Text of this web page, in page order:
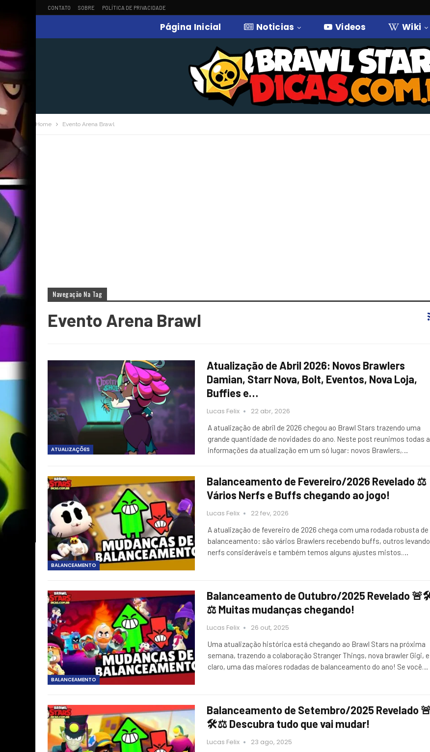
CONTATO SOBRE POLÍTICA DE PRIVACIDADE
Página Inicial Noticias Videos Wiki
Home Evento Arena Brawl
Navegação Na Tag
Evento Arena Brawl
ATUALIZAÇÕES
Atualização de Abril 2026: Novos Brawlers
Damian, Starr Nova, Bolt, Eventos, Nova Loja,
Buffies e…
Lucas Felix 22 abr, 2026
A atualização de abril de 2026 chegou ao Brawl Stars trazendo uma
grande quantidade de novidades do ano. Neste post reunimos todas
informações da atualização em um só lugar: novos Brawlers,…
BALANCEAMENTO
Balanceamento de Fevereiro/2026 Revelado ⚖️
Vários Nerfs e Buffs chegando ao jogo!
Lucas Felix 22 fev, 2026
A atualização de fevereiro de 2026 chega com uma rodada robusta de
balanceamento: são vários Brawlers recebendo buffs, outros levando
nerfs consideráveis e também temos alguns ajustes mistos.…
BALANCEAMENTO
Balanceamento de Outubro/2025 Revelado
⚖️ Muitas mudanças chegando!
Lucas Felix 26 out, 2025
Uma atualização histórica está chegando ao Brawl Stars na próxima
semana, trazendo a colaboração Stranger Things, nova brawler Gigi, e
claro, uma das maiores rodadas de balanceamento do ano! Se você…
Balanceamento de Setembro/2025 Revelado
🛠️⚖️ Descubra tudo que vai mudar!
Lucas Felix 23 ago, 2025